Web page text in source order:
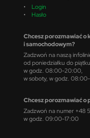
• Login
• Hasło
Chcesz porozmawiać
i samochodowym?
Zadzwoń na naszą
od poniedziałku do
w godz. 08:00-20:00,
w soboty, w godz.
Chcesz porozmawiać
Zadzwoń na numer +48
w godz. 09:00-17:00